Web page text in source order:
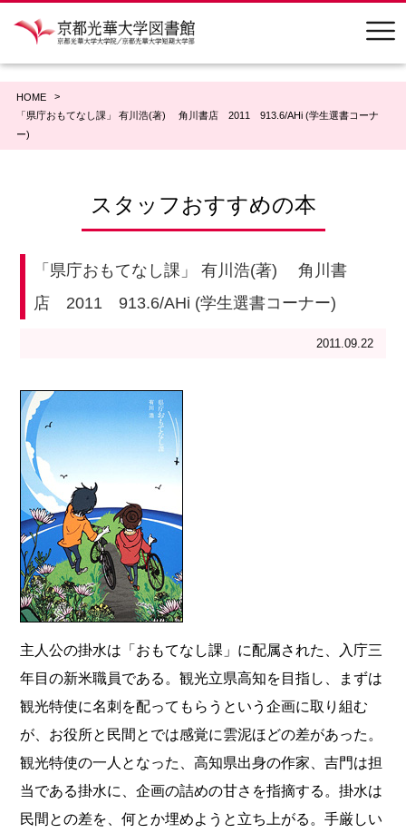
HOME
「県庁おもてなし課」 有川浩(著) 角川書店 2011 913.6/AHi (学生選書コーナ
ー)
スタッフおすすめの本
「県庁おもてなし課」 有川浩(著) 角川書
店 2011 913.6/AHi (学生選書コーナー)
2011.09.22
主人公の掛水は「おもてなし課」に配属された、入庁三
年目の新米職員である。観光立県高知を目指し、まずは
観光特使に名刺を配ってもらうという企画に取り組む
が、お役所と民間とでは感覚に雲泥ほどの差があった。
観光特使の一人となった、高知県出身の作家、吉門は担
当である掛水に、企画の詰めの甘さを指摘する。掛水は
民間との差を、何とか埋めようと立ち上がる。手厳しい